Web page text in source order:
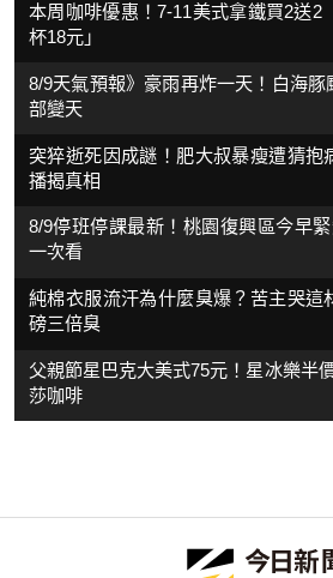
本周咖啡優惠！7-11美式拿鐵買2送
杯18元」
8/9天氣預報》豪雨再炸一天！白海
部變天
突猝逝死因成謎！肥大叔暴瘦遭猜
播揭真相
8/9停班停課最新！桃園復興區今早
一次看
純棉衣服流汗為什麼臭爆？苦主哭
磅三倍臭
父親節星巴克大美式75元！星冰樂
莎咖啡